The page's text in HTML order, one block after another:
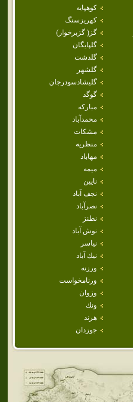
كوهپايه
كهريزسنگ
گز( گزبرخوار)
گلپايگان
گلدشت
گلشهر
گليشادسودرجان
گوگد
مباركه
محمدآباد
مشكات
منظريه
مهاباد
ميمه
نايين
نجف آباد
نصرآباد
نطنز
نوش آباد
نياسر
نيك آباد
ورزنه
ورنامخواست
وزوان
ونك
هرند
جوزدان